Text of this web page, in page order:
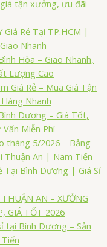
tận xưởng, ưu đãi
Rẻ Tại TP.HCM |
Nhanh
Hòa – Giao Nhanh,
Lượng Cao
Giá Rẻ – Mua Giá Tận
Nhanh
Dương – Giá Tốt,
Miễn Phí
tháng 5/2026 – Bảng
Thuận An | Nam Tiến
Tại Bình Dương | Giá Sỉ
AN – XƯỞNG
GIÁ TỐT 2026
tại Bình Dương – Sản